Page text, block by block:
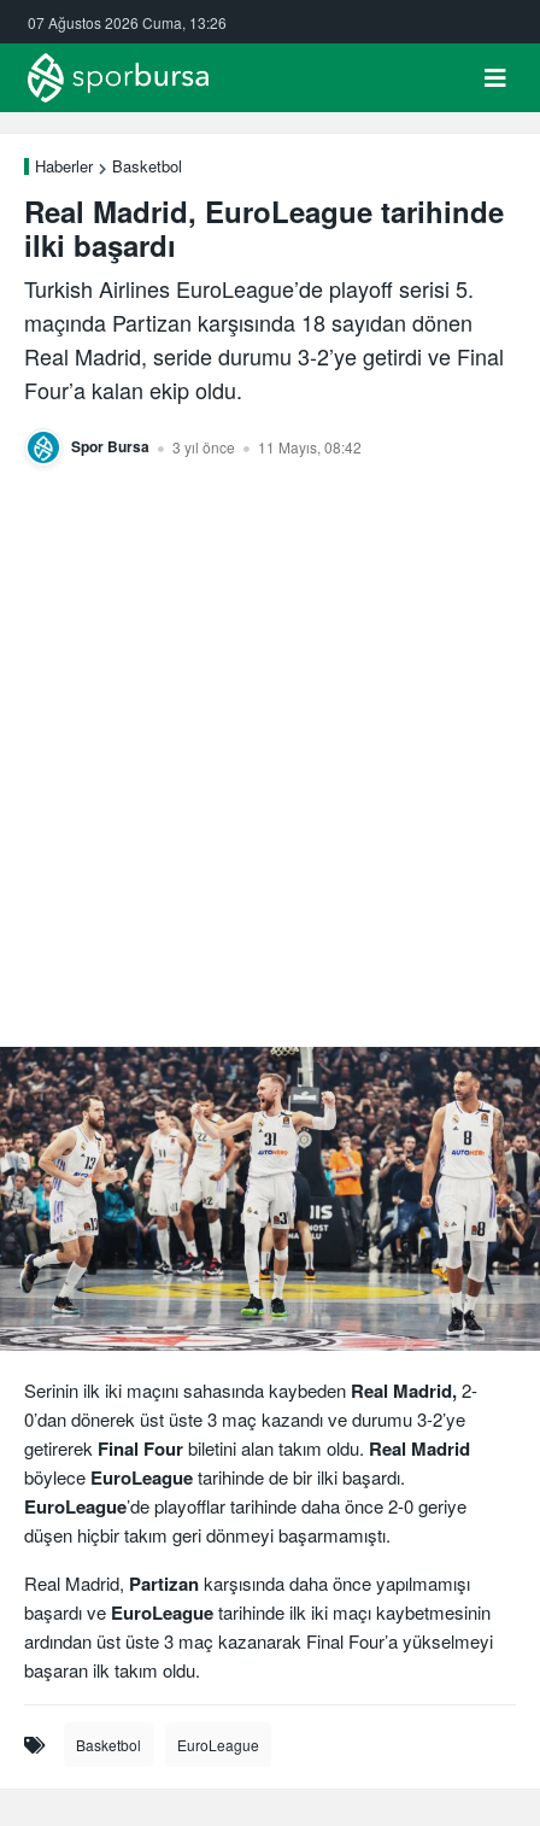
07 Ağustos 2026 Cuma, 13:26
Haberler Basketbol
Real Madrid, EuroLeague tarihinde
ilki başardı
Turkish Airlines EuroLeague’de playoff serisi 5.
maçında Partizan karşısında 18 sayıdan dönen
Real Madrid, seride durumu 3-2’ye getirdi ve Final
Four’a kalan ekip oldu.
Spor Bursa 3 yıl önce 11 Mayıs, 08:42
Serinin ilk iki maçını sahasında kaybeden Real Madrid,2-
0’dan dönerek üst üste 3 maç kazandı ve durumu 3-2’ye
getirerek Final Fourbiletini alan takım oldu. Real Madrid
böylece EuroLeaguetarihinde de bir ilki başardı.
EuroLeague’de playofflar tarihinde daha önce 2-0 geriye
düşen hiçbir takım geri dönmeyi başarmamıştı.
Real Madrid, Partizankarşısında daha önce yapılmamışı
başardı ve EuroLeaguetarihinde ilk iki maçı kaybetmesinin
ardından üst üste 3 maç kazanarak Final Four’a yükselmeyi
başaran ilk takım oldu.
Basketbol EuroLeague